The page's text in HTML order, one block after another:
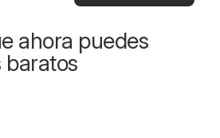
ahora puedes